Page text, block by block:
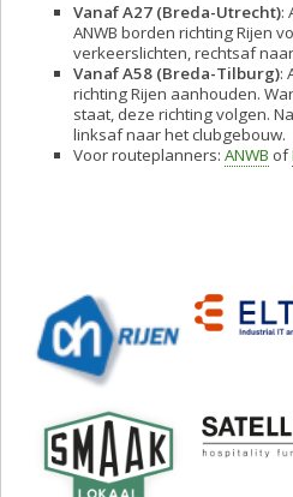
Vanaf A27 (Breda-Utrecht):
ANWB borden richting Rijen
verkeerslichten, rechtsaf
Vanaf A58 (Breda-Tilburg):
richting Rijen aanhouden.
staat, deze richting volgen.
linksaf naar het clubgebouw.
Voor routeplanners:ANWB of